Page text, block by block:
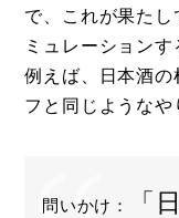
で、これが果た
ミュレーション
例えば、日本酒の
フと同じようなや
問いかけ：
「